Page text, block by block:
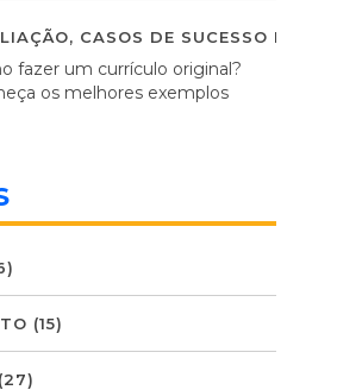
, CASOS DE SUCESSO DE
fazer um currículo original?
os melhores exemplos
(15)
(27)